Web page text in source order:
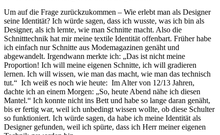
Um auf die Frage zurückzukommen – Wie erlebt man als Designer
seine Identität? Ich würde sagen, dass ich wusste, was ich bin als
Designer, als ich lernte, wie man Schnitte macht. Also die
Schnitttechnik hat mir meine textile Identität offenbart. Früher habe
ich einfach nur Schnitte aus Modemagazinen genäht und
abgewandelt. Irgendwann merkte ich: „Das ist nicht meine
Proportion! Ich will meine eigenen Schnitte, ich will gradieren
lernen. Ich will wissen, wie man das macht, wie man das technisch
tut.“ Ich weiß es noch wie heute: Im Alter von 12/13 Jahren,
dachte ich an einem Morgen: „So, heute Abend nähe ich diesen
Mantel.“ Ich konnte nicht ins Bett und habe so lange daran genäht,
bis er fertig war, weil ich unbedingt wissen wollte, ob diese Schulter
so funktioniert. Ich würde sagen, da habe ich meine Identität als
Designer gefunden, weil ich spürte, dass ich Herr meiner eigenen